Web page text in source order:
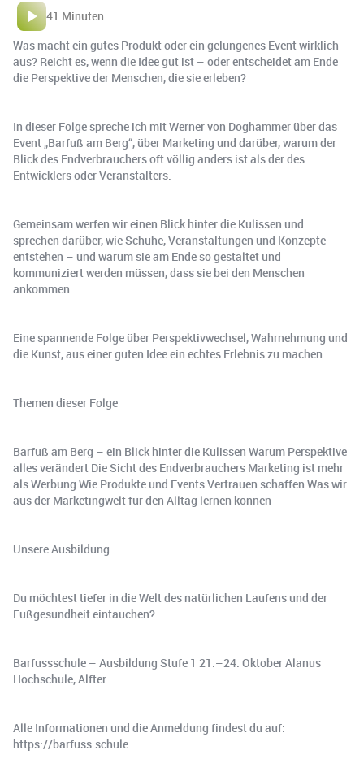
41 Minuten
Was macht ein gutes Produkt oder ein gelungenes Event wirklich
aus? Reicht es, wenn die Idee gut ist – oder entscheidet am Ende
die Perspektive der Menschen, die sie erleben?
In dieser Folge spreche ich mit Werner von Doghammer über das
Event „Barfuß am Berg“, über Marketing und darüber, warum der
Blick des Endverbrauchers oft völlig anders ist als der des
Entwicklers oder Veranstalters.
Gemeinsam werfen wir einen Blick hinter die Kulissen und
sprechen darüber, wie Schuhe, Veranstaltungen und Konzepte
entstehen – und warum sie am Ende so gestaltet und
kommuniziert werden müssen, dass sie bei den Menschen
ankommen.
Eine spannende Folge über Perspektivwechsel, Wahrnehmung und
die Kunst, aus einer guten Idee ein echtes Erlebnis zu machen.
Themen dieser Folge
Barfuß am Berg – ein Blick hinter die Kulissen Warum Perspektive
alles verändert Die Sicht des Endverbrauchers Marketing ist mehr
als Werbung Wie Produkte und Events Vertrauen schaffen Was wir
aus der Marketingwelt für den Alltag lernen können
Unsere Ausbildung
Du möchtest tiefer in die Welt des natürlichen Laufens und der
Fußgesundheit eintauchen?
Barfussschule – Ausbildung Stufe 1 21.–24. Oktober Alanus
Hochschule, Alfter
Alle Informationen und die Anmeldung findest du auf:
https://barfuss.schule